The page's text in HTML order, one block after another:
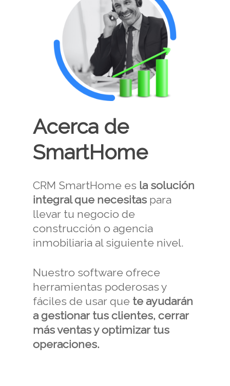
Acerca de
SmartHome
CRM SmartHome es la solución
integral que necesitas para
llevar tu negocio de
construcción o agencia
inmobiliaria al siguiente nivel.
Nuestro software ofrece
herramientas poderosas y
fáciles de usar que te ayudarán
a gestionar tus clientes, cerrar
más ventas y optimizar tus
operaciones.